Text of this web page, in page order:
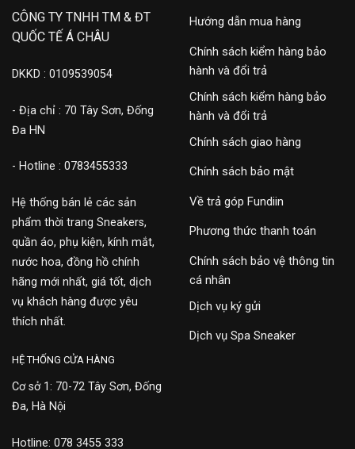
CÔNG TY TNHH TM & ĐT
QUỐC TẾ Á CHÂU
DKKD : 0109539054
- Địa chỉ : 70 Tây Sơn, Đống
Đa HN
- Hotline : 0783455333
Hệ thống bán lẻ các sản
phẩm thời trang Sneakers,
quần áo, phụ kiện, kính mắt,
nước hoa, đồng hồ chính
hãng mới nhất, giá tốt, dịch
vụ khách hàng được yêu
thích nhất.
Hướng dẫn mua hàng
Chính sách kiểm hàng bảo
hành và đổi trả
Chính sách kiểm hàng bảo
hành và đổi trả
Chính sách giao hàng
Chính sách bảo mật
Về trả góp Fundiin
Phương thức thanh toán
Chính sách bảo vệ thông tin
cá nhân
Dịch vụ ký gửi
Dịch vụ Spa Sneaker
HỆ THỐNG CỬA HÀNG
Cơ sở 1: 70-72 Tây Sơn, Đống
Đa, Hà Nội
Hotline: 078 3455 333